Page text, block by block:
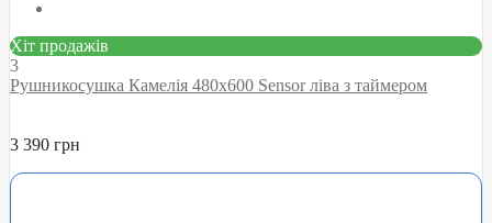
Хіт продажів
3
Рушникосушка Камелія 480х600 Sensor ліва з таймером
3 390 грн